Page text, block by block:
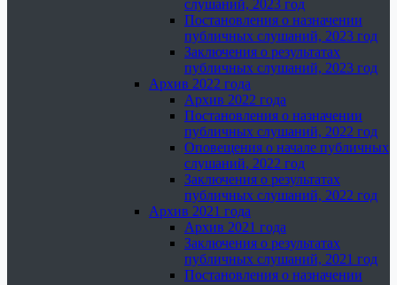
слушаний, 2023 год
Постановления о назначении
публичных слушаний, 2023 год
Заключения о результатах
публичных слушаний, 2023 год
Архив 2022 года
Архив 2022 года
Постановления о назначении
публичных слушаний, 2022 год
Оповещения о начале публичных
слушаний, 2022 год
Заключения о результатах
публичных слушаний, 2022 год
Архив 2021 года
Архив 2021 года
Заключения о результатах
публичных слушаний, 2021 год
Постановления о назначении